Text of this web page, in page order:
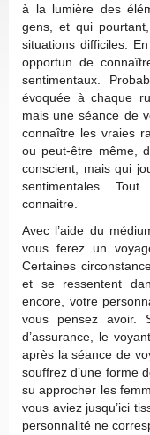
à la lumière des
gens, et qui
situations difficiles.
opportun de
sentimentaux.
évoquée à chaque
mais une séance de
connaître les vraies
ou peut-être même,
conscient, mais qui
sentimentales.
connaitre.
Avec l’aide du
vous ferez un
Certaines
et se ressentent
encore, votre
vous pensez avoir.
d’assurance, le
après la séance de
souffrez d’une forme
su approcher les
vous aviez jusqu’ici
personnalité ne